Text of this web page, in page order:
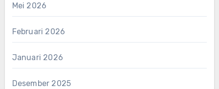
Mei 2026
Februari 2026
Januari 2026
Desember 2025